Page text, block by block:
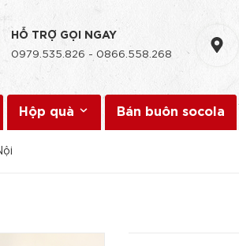
HỖ TRỢ GỌI NGAY
0979.535.826 - 0866.558.268
Hộp quà Bán buôn socola